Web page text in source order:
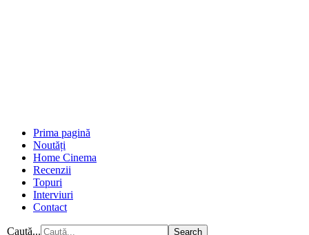
Prima pagină
Noutăți
Home Cinema
Recenzii
Topuri
Interviuri
Contact
Caută...